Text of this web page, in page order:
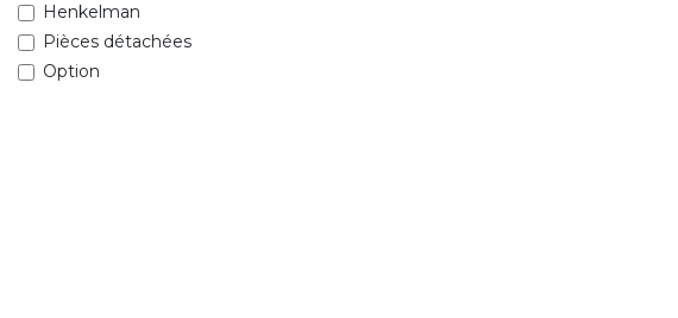
Henkelman
Pièces détachées
Option